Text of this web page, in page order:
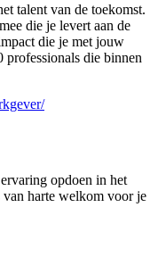
talent van de toekomst.
die je levert aan de
die je met jouw
die binnen
opdoen in het
harte welkom voor je